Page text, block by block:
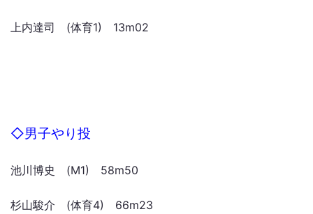
上内達司 (体育1) 13m02
◇男子やり投
池川博史 (M1) 58m50
杉山駿介 (体育4) 66m23